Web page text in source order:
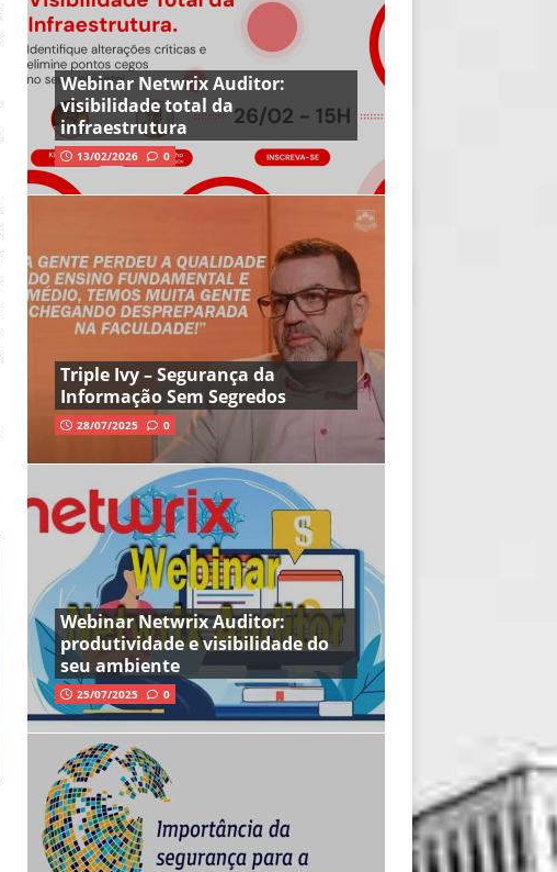
Webinar Netwrix Auditor:
visibilidade total da
infraestrutura
13/02/2026 0
Triple Ivy – Segurança da
Informação Sem Segredos
28/07/2025 0
Webinar Netwrix Auditor:
produtividade e visibilidade do
seu ambiente
25/07/2025 0